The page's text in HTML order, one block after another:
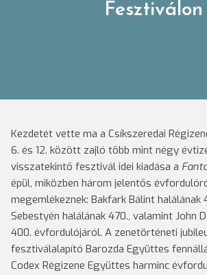
Fesztiválon
Kezdetét vette ma a Csíkszeredai
6. és 12. között zajló több mint négy
visszatekintő fesztivál idei kiadása a
épül, miközben három jelentős
megemlékeznek: Bakfark Bálint halálának
Sebestyén halálának 470., valamint John
400. évfordulójáról. A zenetörténeti
fesztiválalapító Barozda Együttes
Codex Régizene Együttes harminc